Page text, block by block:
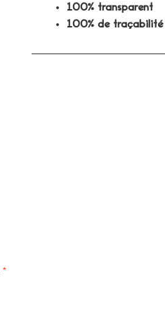
100% transparent
100% de traçabilité
*